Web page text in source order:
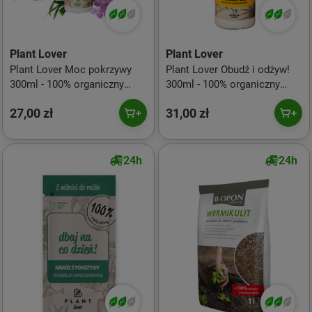
Plant Lover
Plant Lover Moc pokrzywy
300ml - 100% organiczny
naturalny nawóz do roślin
doniczkowych
27,00 zł
Plant Lover
Plant Lover Obudź i odżyw!
300ml - 100% organiczny
naturalny nawóz do roślin
doniczkowych
31,00 zł
24h 24h